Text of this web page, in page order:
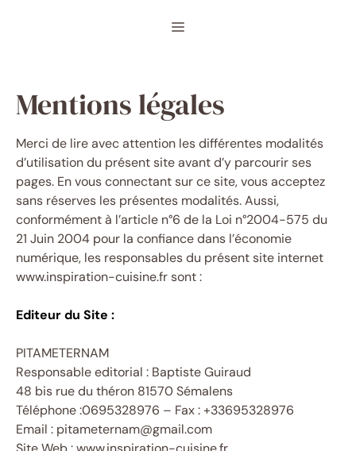
Menu
Mentions légales
Merci de lire avec attention les différentes modalités
d’utilisation du présent site avant d’y parcourir ses
pages. En vous connectant sur ce site, vous acceptez
sans réserves les présentes modalités. Aussi,
conformément à l’article n°6 de la Loi n°2004-575 du
21 Juin 2004 pour la confiance dans l’économie
numérique, les responsables du présent site internet
www.inspiration-cuisine.fr sont :
Editeur du Site :
PITAMETERNAM
Responsable editorial : Baptiste Guiraud
48 bis rue du théron 81570 Sémalens
Téléphone :0695328976 – Fax : +33695328976
Email : pitameternam@gmail.com